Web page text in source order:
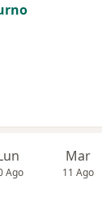
Ago
Mar
11 Ago